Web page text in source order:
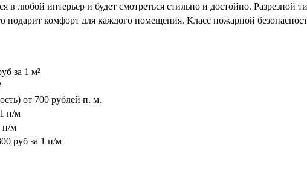
любой интерьер и будет смотреться стильно и достойно. Разрезной
подарит комфорт для каждого помещения. Класс пожарной
за 1 м²
от 700 рублей п. м.
п/м
п/м
руб за 1 п/м